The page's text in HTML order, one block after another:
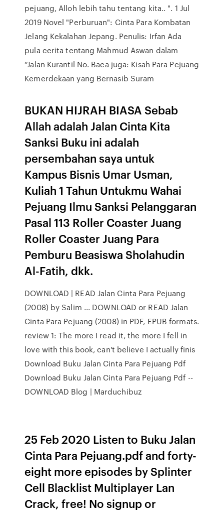
pejuang, Alloh lebih tahu tentang kita.. ". 1 Jul
2019 Novel "Perburuan": Cinta Para Kombatan
Jelang Kekalahan Jepang. Penulis: Irfan Ada
pula cerita tentang Mahmud Aswan dalam
“Jalan Kurantil No. Baca juga: Kisah Para Pejuang
Kemerdekaan yang Bernasib Suram
BUKAN HIJRAH BIASA Sebab
Allah adalah Jalan Cinta Kita
Sanksi Buku ini adalah
persembahan saya untuk
Kampus Bisnis Umar Usman,
Kuliah 1 Tahun Untukmu Wahai
Pejuang Ilmu Sanksi Pelanggaran
Pasal 113 Roller Coaster Juang
Roller Coaster Juang Para
Pemburu Beasiswa Sholahudin
Al-Fatih, dkk.
DOWNLOAD | READ Jalan Cinta Para Pejuang
(2008) by Salim ... DOWNLOAD or READ Jalan
Cinta Para Pejuang (2008) in PDF, EPUB formats.
review 1: The more I read it, the more I fell in
love with this book, can't believe I actually finis
Download Buku Jalan Cinta Para Pejuang Pdf
Download Buku Jalan Cinta Para Pejuang Pdf --
DOWNLOAD Blog | Marduchibuz
25 Feb 2020 Listen to Buku Jalan
Cinta Para Pejuang.pdf and forty-
eight more episodes by Splinter
Cell Blacklist Multiplayer Lan
Crack, free! No signup or